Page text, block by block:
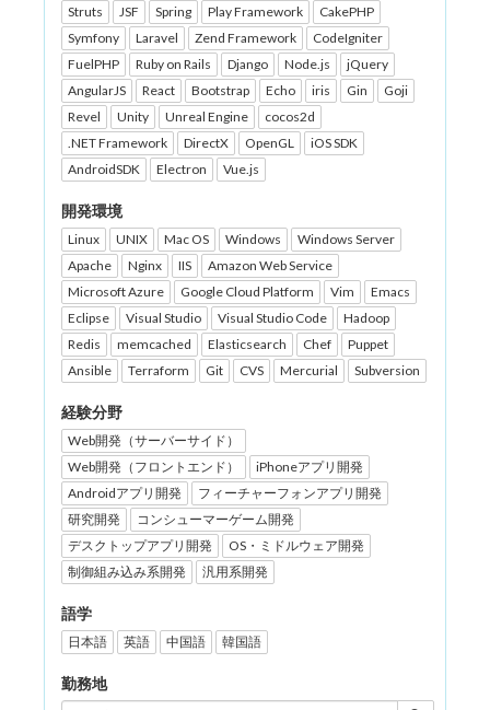
Struts JSF Spring Play Framework
CakePHP
Symfony
Laravel Zend Framework
CodeIgniter
FuelPHP
Ruby on Rails Django Node.js
jQuery
AngularJS
React Bootstrap Echo iris Gin
Goji
Revel
Unity Unreal Engine
cocos2d
.NET Framework
DirectX OpenGL
iOS SDK
AndroidSDK
Electron Vue.js
開発環境
Linux UNIX Mac OS Windows
Windows Server
Apache
Nginx IIS
Amazon Web Service
Microsoft Azure
Google Cloud Platform Vim
Emacs
Eclipse
Visual Studio Visual Studio Code
Hadoop
Redis
memcached Elasticsearch Chef
Puppet
Ansible
Terraform Git CVS Mercurial Subversion
経験分野
Web開発（サーバーサイド）
Web開発（フロントエンド）
iPhoneアプリ開発
Androidアプリ開発
フィーチャーフォンアプリ開発
研究開発
コンシューマーゲーム開発
デスクトップアプリ開発
OS・ミドルウェア開発
制御組み込み系開発
汎用系開発
語学
日本語 英語 中国語 韓国語
勤務地